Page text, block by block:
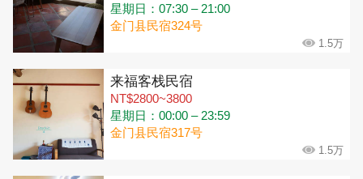
星期日：07:30 – 21:00
金门县民宿324号
1.5万
来福客栈民宿
NT$2800~3800
星期日：00:00 – 23:59
金门县民宿317号
1.5万